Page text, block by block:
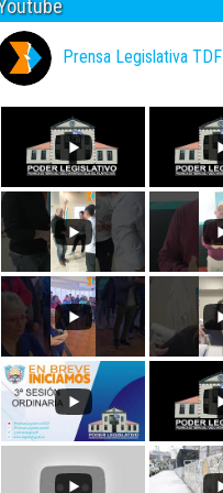
Prensa Legislativa TDF